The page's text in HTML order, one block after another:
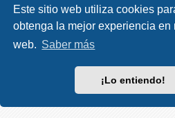
Este sitio web utiliza cookies
obtenga la mejor experiencia en
web. Saber más
¡Lo entiendo!
T
e
s
Traducción al español por
Privacidad|